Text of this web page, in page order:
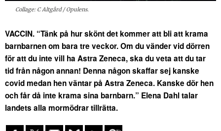
Collage: C Altgård / Opulens.
VACCIN. “Tänk på hur skönt det kommer att bli att krama
barnbarnen om bara tre veckor. Om du vänder vid dörren
för att du inte vill ha Astra Zeneca, ska du veta att du tar
tid från någon annan! Denna någon skaffar sej kanske
covid medan hen väntar på Astra Zeneca. Kanske dör hen
och får då inte krama sina barnbarn.” Elena Dahl talar
landets alla mormödrar tillrätta.